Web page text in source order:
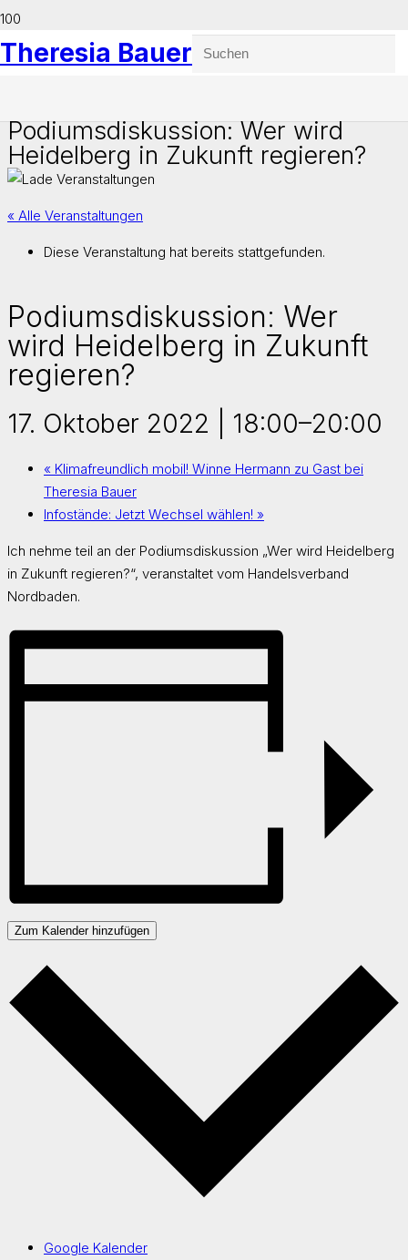
Theresia Bauer
Podiumsdiskussion: Wer wird
Heidelberg in Zukunft regieren?
« Alle Veranstaltungen
Diese Veranstaltung hat bereits stattgefunden.
Podiumsdiskussion: Wer
wird Heidelberg in Zukunft
regieren?
17. Oktober 2022 | 18:00–20:00
« Klimafreundlich mobil! Winne Hermann zu Gast bei
Theresia Bauer
Infostände: Jetzt Wechsel wählen! »
Ich nehme teil an der Podiumsdiskussion „Wer wird Heidelberg
in Zukunft regieren?“, veranstaltet vom Handelsverband
Nordbaden.
Zum Kalender hinzufügen
Google Kalender